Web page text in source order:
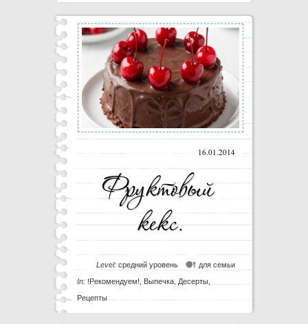
16.01.2014
для семьи
Level: средний уровень
In: !Рекомендуем! Выпечка, Десерты,
Рецепты